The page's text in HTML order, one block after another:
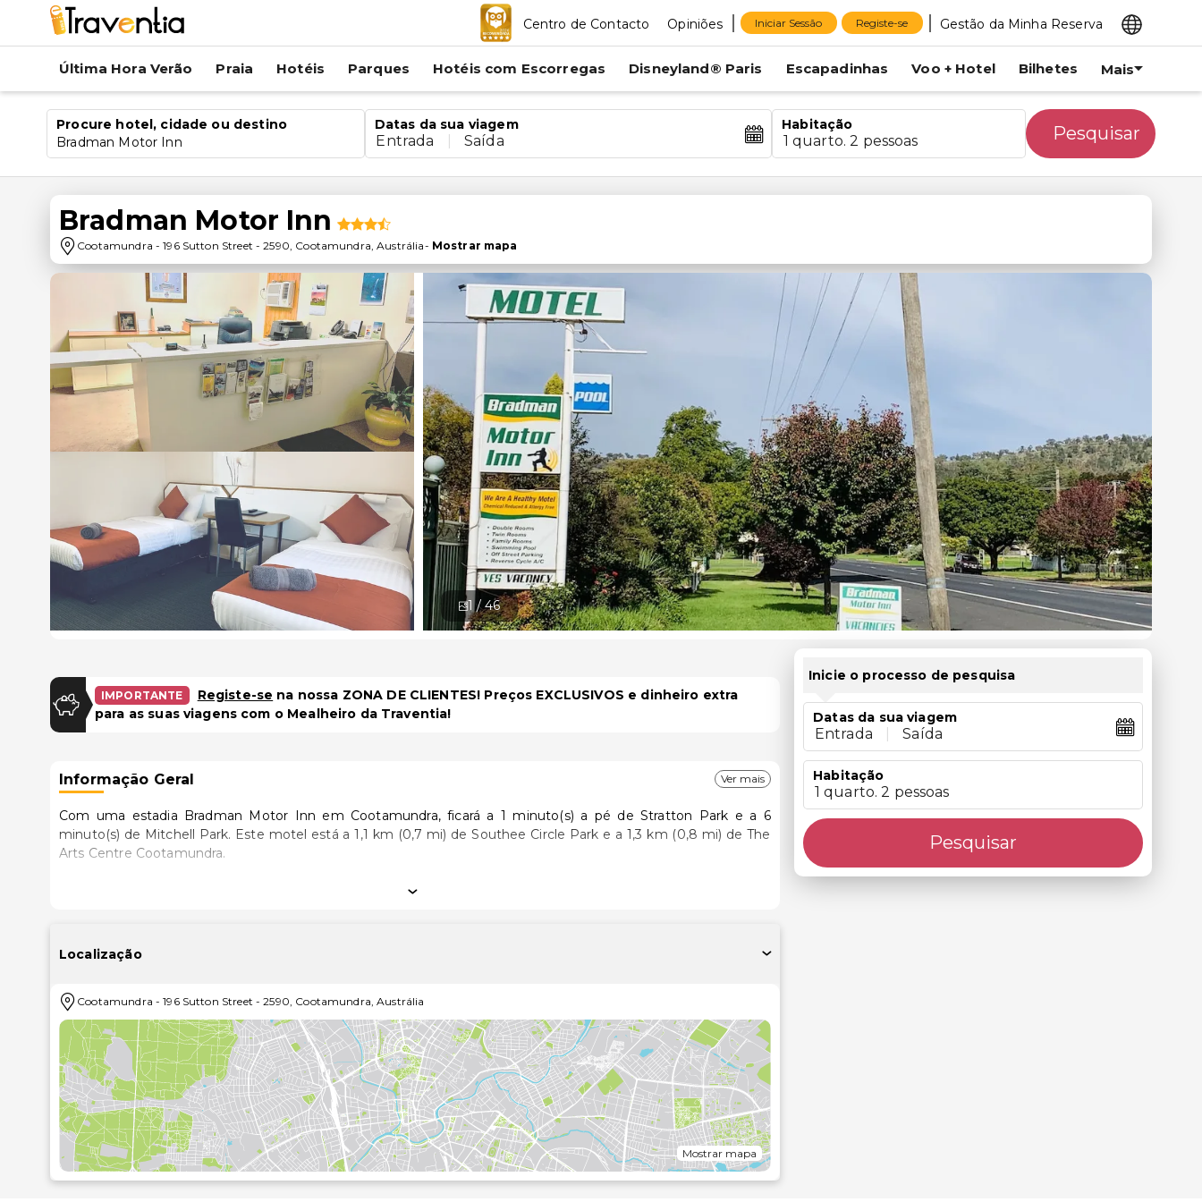
Centro de Contacto Opiniões Iniciar Sessão Registe-se Gestão da Minha Reserva
Última Hora Verão Praia Hotéis Parques Hotéis com Escorregas Disneyland® Paris Escapadinhas Voo + Hotel Bilhetes Mais
Procure hotel, cidade ou destino
Bradman Motor Inn
Datas da sua viagem
Entrada Saída
Habitação
1 quarto. 2 pessoas Pesquisar
Bradman Motor Inn
Cootamundra -196 Sutton Street -2590, Cootamundra,Austrália- Mostrar mapa
1 /46
IMPORTANTE Registe-se na nossa ZONA DE CLIENTES! Preços EXCLUSIVOS e dinheiro extra
para as suas viagens com o Mealheiro da Traventia!
Informação Geral Ver mais
Com uma estadia Bradman Motor Inn em Cootamundra, ficará a 1 minuto(s) a pé de Stratton Park e a 6
minuto(s) de Mitchell Park. Este motel está a 1,1 km (0,7 mi) de Southee Circle Park e a 1,3 km (0,8 mi) de The
Arts Centre Cootamundra.
Sinta-se em casa num dos 20 quartos, com um frigorífico e um televisor LCD. O acesso à internet sem fios
incluem ainda secretárias e cafeteiras/bules. A limpeza dos quartos é efetuada diária.
partir do jardim. Wi-fi grátis, uma área para piqueniques e churrasqueiras são algumas das comodidades
adicionais disponíveis neste motel.
Se quiser petiscar no conforto dos lençóis, dê uma vista de olhos pela ementa do serviço de quarto. O motel
serve pequenos-almoços continentais diariamente entre as 7:30 e as 9:30 mediante uma sobretaxa.
As principais comodidades incluem um business center, Check-in rápido e registo de saída rápido. Há
estacionamento grátis no local.
As distâncias são apresentadas à 0,1 milha e ao quilómetro mais próximo.
Localização
Cootamundra -196 Sutton Street -2590, Cootamundra,Austrália
Mostrar mapa
Inicie o processo de pesquisa
Datas da sua viagem
Entrada Saída
Habitação
1 quarto. 2 pessoas
Pesquisar